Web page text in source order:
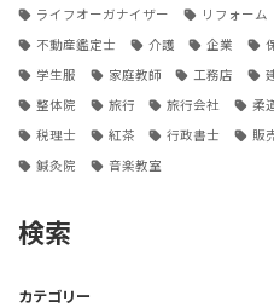
ライフオーガナイザー リフォーム
不動産鑑定士 介護 企業
学生服 家庭教師 工務店
整体院 旅行 旅行会社 柔
税理士 紅茶 行政書士 販
鍼灸院 音楽教室
検索
カテゴリー